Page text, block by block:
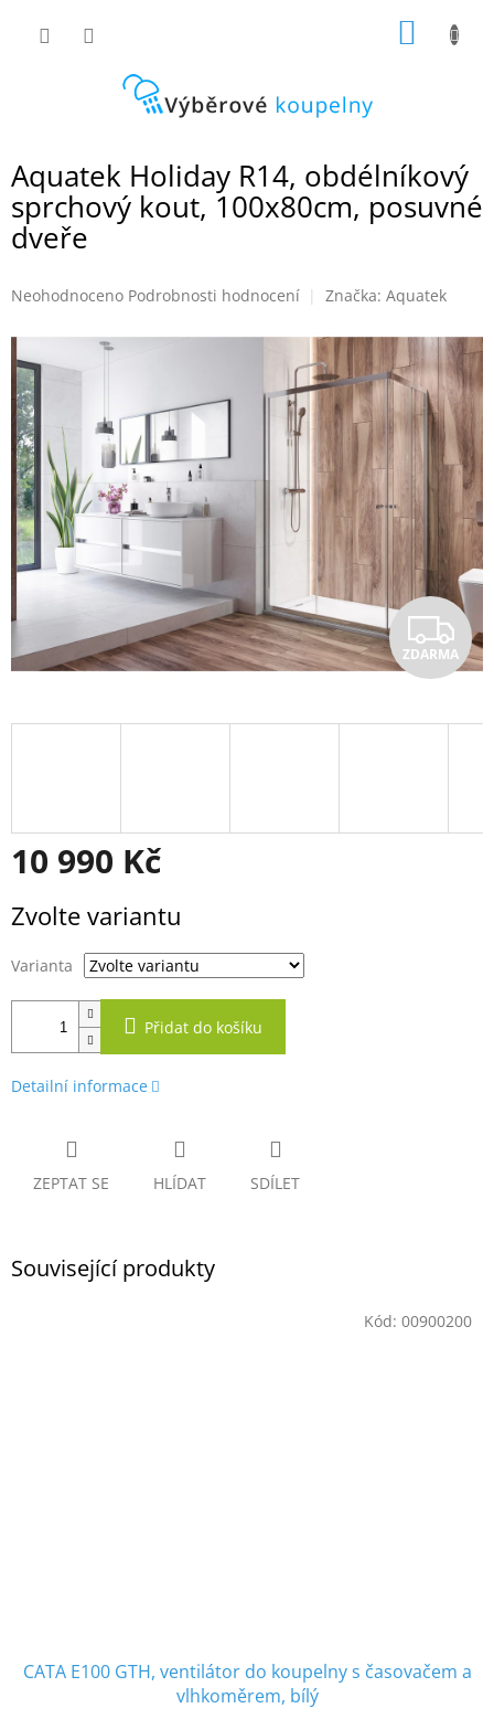
Aquatek Holiday R14, obdélníkový
sprchový kout, 100x80cm, posuvné
dveře
Průměrné
produktu
je
0,0
z
5
hvězdiček.
Neohodnoceno Podrobnosti hodnocení Značka: Aquatek
Z
D
A
ZDARMA
10 990 Kč
cena:
Zvolte variantu
Varianta
Přidat do košíku
Detailní informace
ZEPTAT SE HLÍDAT SDÍLET
Související produkty
CATA E100 GTH, ventilátor do koupelny s časovačem a
vlhkoměrem, bílý
Kód: 00900200